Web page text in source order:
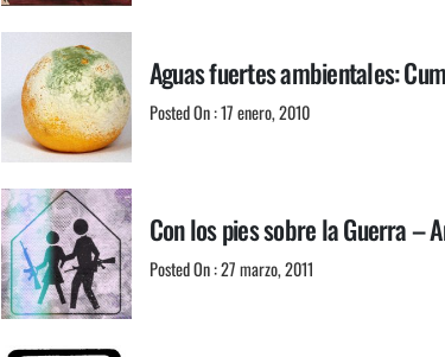
Aguas fuertes ambientales:
Posted On : 17 enero, 2010
Con los pies sobre la Guerra –
Posted On : 27 marzo, 2011